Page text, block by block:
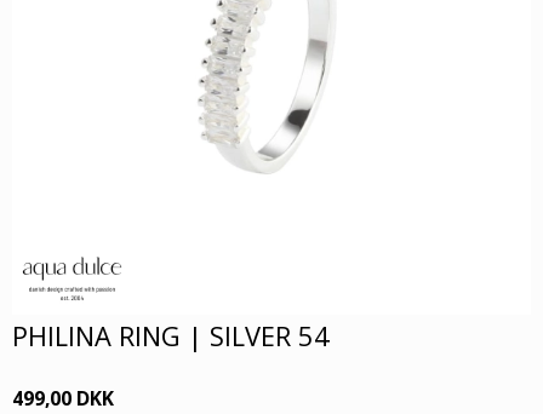
PHILINA RING | SILVER 54
499,00 DKK